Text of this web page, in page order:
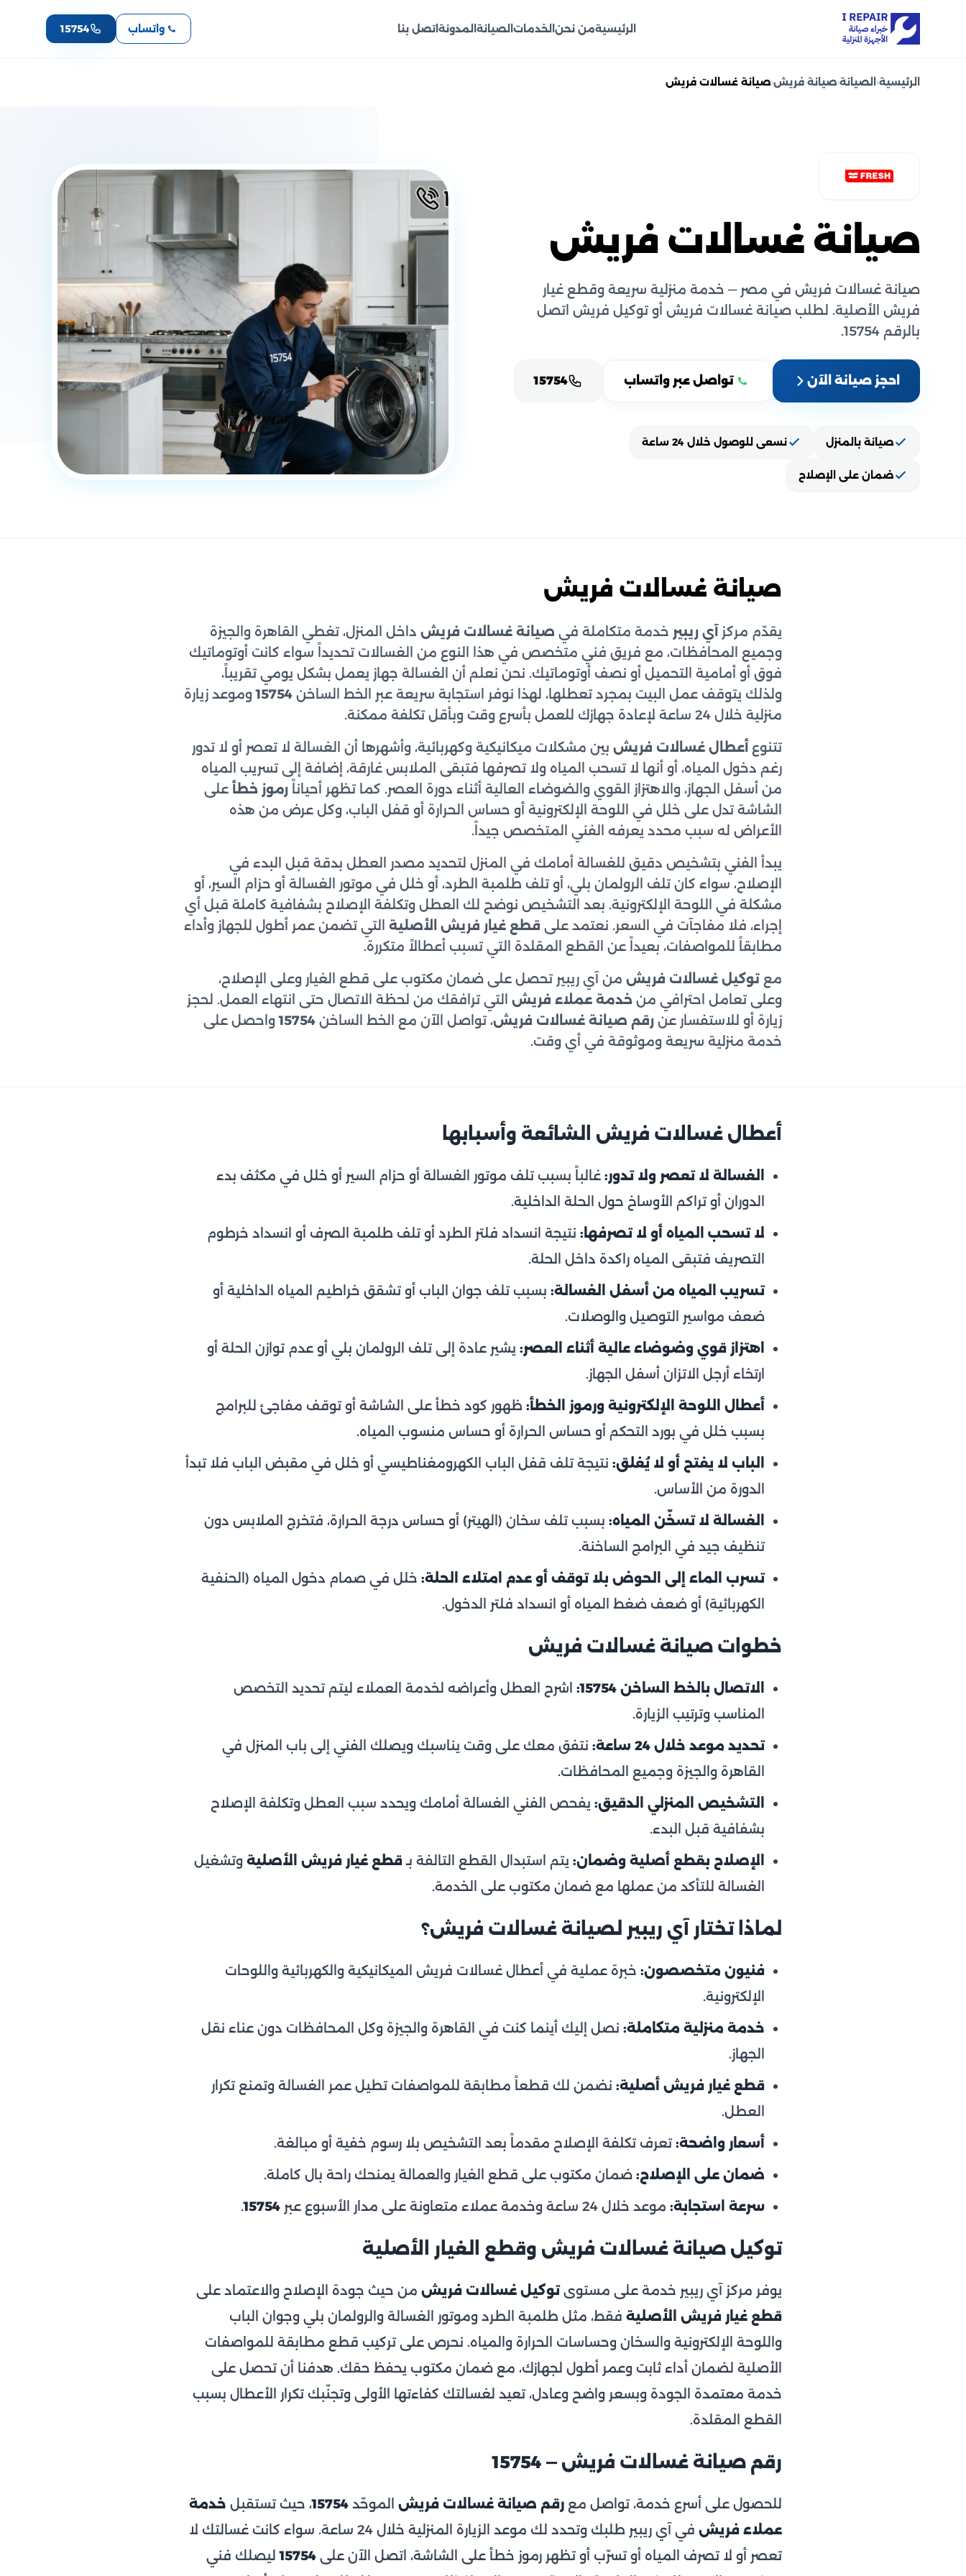
الرئيسيةمن نحن الخدمات الصيانة المدونةاتصل بنا واتساب 15754
الرئيسية‹ الصيانة‹صيانة فريش‹صيانة غسالات فريش
صيانة غسالات فريش
صيانة غسالات فريش في مصر — خدمة منزلية سريعة وقطع غيار
فريش الأصلية. لطلب صيانة غسالات فريش أو توكيل فريش اتصل
بالرقم 15754.
احجز صيانة الآن تواصل عبر واتساب 15754
صيانة بالمنزل نسعى للوصول خلال 24 ساعة
ضمان على الإصلاح
صيانة غسالات فريش
يقدّم مركز آي ريبير خدمة متكاملة في صيانة غسالات فريش داخل المنزل، تغطي القاهرة والجيزة
وجميع المحافظات، مع فريق فني متخصص في هذا النوع من الغسالات تحديداً سواء كانت أوتوماتيك
فوق أو أمامية التحميل أو نصف أوتوماتيك. نحن نعلم أن الغسالة جهاز يعمل بشكل يومي تقريباً،
ولذلك يتوقف عمل البيت بمجرد تعطلها، لهذا نوفر استجابة سريعة عبر الخط الساخن 15754وموعد زيارة
منزلية خلال 24 ساعة لإعادة جهازك للعمل بأسرع وقت وبأقل تكلفة ممكنة.
تتنوع أعطال غسالات فريش بين مشكلات ميكانيكية وكهربائية، وأشهرها أن الغسالة لا تعصر أو لا تدور
رغم دخول المياه، أو أنها لا تسحب المياه ولا تصرفها فتبقى الملابس غارقة، إضافة إلى تسريب المياه
من أسفل الجهاز، والاهتزاز القوي والضوضاء العالية أثناء دورة العصر. كما تظهر أحياناً رموز خطأ على
الشاشة تدل على خلل في اللوحة الإلكترونية أو حساس الحرارة أو قفل الباب، وكل عرض من هذه
الأعراض له سبب محدد يعرفه الفني المتخصص جيداً.
يبدأ الفني بتشخيص دقيق للغسالة أمامك في المنزل لتحديد مصدر العطل بدقة قبل البدء في
الإصلاح، سواء كان تلف الرولمان بلي، أو تلف طلمبة الطرد، أو خلل في موتور الغسالة أو حزام السير، أو
مشكلة في اللوحة الإلكترونية. بعد التشخيص نوضح لك العطل وتكلفة الإصلاح بشفافية كاملة قبل أي
إجراء، فلا مفاجآت في السعر. نعتمد على قطع غيار فريش الأصلية التي تضمن عمر أطول للجهاز وأداء
مطابقاً للمواصفات، بعيداً عن القطع المقلدة التي تسبب أعطالاً متكررة.
مع توكيل غسالات فريش من آي ريبير تحصل على ضمان مكتوب على قطع الغيار وعلى الإصلاح،
وعلى تعامل احترافي من خدمة عملاء فريش التي ترافقك من لحظة الاتصال حتى انتهاء العمل. لحجز
زيارة أو للاستفسار عن رقم صيانة غسالات فريش، تواصل الآن مع الخط الساخن 15754واحصل على
خدمة منزلية سريعة وموثوقة في أي وقت.
أعطال غسالات فريش الشائعة وأسبابها
الغسالة لا تعصر ولا تدور: غالباً بسبب تلف موتور الغسالة أو حزام السير أو خلل في مكثف بدء
الدوران أو تراكم الأوساخ حول الحلة الداخلية.
لا تسحب المياه أو لا تصرفها: نتيجة انسداد فلتر الطرد أو تلف طلمبة الصرف أو انسداد خرطوم
التصريف فتبقى المياه راكدة داخل الحلة.
تسريب المياه من أسفل الغسالة: بسبب تلف جوان الباب أو تشقق خراطيم المياه الداخلية أو
ضعف مواسير التوصيل والوصلات.
اهتزاز قوي وضوضاء عالية أثناء العصر: يشير عادة إلى تلف الرولمان بلي أو عدم توازن الحلة أو
ارتخاء أرجل الاتزان أسفل الجهاز.
أعطال اللوحة الإلكترونية ورموز الخطأ: ظهور كود خطأ على الشاشة أو توقف مفاجئ للبرامج
بسبب خلل في بورد التحكم أو حساس الحرارة أو حساس منسوب المياه.
الباب لا يفتح أو لا يُغلق: نتيجة تلف قفل الباب الكهرومغناطيسي أو خلل في مقبض الباب فلا تبدأ
الدورة من الأساس.
الغسالة لا تسخّن المياه: بسبب تلف سخان (الهيتر) أو حساس درجة الحرارة، فتخرج الملابس دون
تنظيف جيد في البرامج الساخنة.
تسرب الماء إلى الحوض بلا توقف أو عدم امتلاء الحلة: خلل في صمام دخول المياه (الحنفية
الكهربائية) أو ضعف ضغط المياه أو انسداد فلتر الدخول.
خطوات صيانة غسالات فريش
الاتصال بالخط الساخن 15754:
اشرح العطل وأعراضه لخدمة العملاء ليتم تحديد التخصص
المناسب وترتيب الزيارة.
تحديد موعد خلال 24 ساعة:
نتفق معك على وقت يناسبك ويصلك الفني إلى باب المنزل في
القاهرة والجيزة وجميع المحافظات.
التشخيص المنزلي الدقيق: يفحص الفني الغسالة أمامك ويحدد سبب العطل وتكلفة الإصلاح
بشفافية قبل البدء.
الإصلاح بقطع أصلية وضمان: يتم استبدال القطع التالفة بـقطع غيار فريش الأصلية وتشغيل
الغسالة للتأكد من عملها مع ضمان مكتوب على الخدمة.
لماذا تختار آي ريبير لصيانة غسالات فريش؟
فنيون متخصصون: خبرة عملية في أعطال غسالات فريش الميكانيكية والكهربائية واللوحات
الإلكترونية.
خدمة منزلية متكاملة: نصل إليك أينما كنت في القاهرة والجيزة وكل المحافظات دون عناء نقل
الجهاز.
قطع غيار فريش أصلية: نضمن لك قطعاً مطابقة للمواصفات تطيل عمر الغسالة وتمنع تكرار
العطل.
أسعار واضحة: تعرف تكلفة الإصلاح مقدماً بعد التشخيص بلا رسوم خفية أو مبالغة.
ضمان على الإصلاح: ضمان مكتوب على قطع الغيار والعمالة يمنحك راحة بال كاملة.
سرعة استجابة: موعد خلال 24 ساعة وخدمة عملاء متعاونة على مدار الأسبوع عبر 15754
.
توكيل صيانة غسالات فريش وقطع الغيار الأصلية
يوفر مركز آي ريبير خدمة على مستوىتوكيل غسالات فريش من حيث جودة الإصلاح والاعتماد على
قطع غيار فريش الأصلية فقط، مثل طلمبة الطرد وموتور الغسالة والرولمان بلي وجوان الباب
واللوحة الإلكترونية والسخان وحساسات الحرارة والمياه. نحرص على تركيب قطع مطابقة للمواصفات
الأصلية لضمان أداء ثابت وعمر أطول لجهازك، مع ضمان مكتوب يحفظ حقك. هدفنا أن تحصل على
خدمة معتمدة الجودة وبسعر واضح وعادل، تعيد لغسالتك كفاءتها الأولى وتجنّبك تكرار الأعطال بسبب
القطع المقلدة.
رقم صيانة غسالات فريش — 15754
للحصول على أسرع خدمة، تواصل مع رقم صيانة غسالات فريش الموحّد 15754، حيث تستقبل خدمة
عملاء فريش
في آي ريبير طلبك وتحدد لك موعد الزيارة المنزلية خلال 24 ساعة. سواء كانت غسالتك لا
تعصر أو لا تصرف المياه أو تسرّب أو تظهر رموز خطأ على الشاشة، اتصل الآن على 15754ليصلك فني